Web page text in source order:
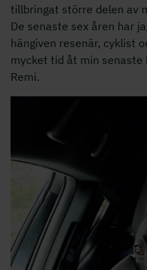
tillbringat större delen av
De senaste sex åren har
hängiven resenär, cyklist
mycket tid åt min
Remi.